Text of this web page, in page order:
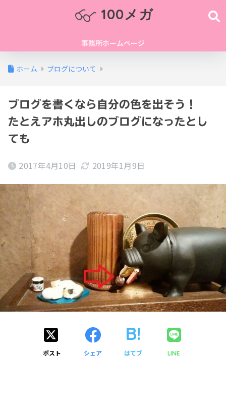
100メガ
事務所ホームページ
ホーム ブログについて
ブログを書くなら自分の色を出そう！
たとえアホ丸出しのブログになったとし
ても
2017年4月10日 2019年1月9日
ポスト シェア はてブ LINE